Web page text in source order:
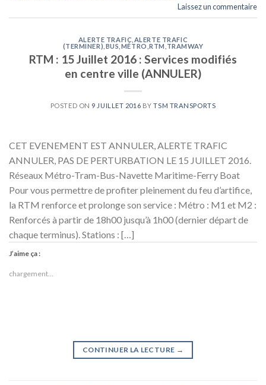
Laissez un commentaire
ALERTE TRAFIC ALERTE TRAFIC
(TERMINER) BUS MÉTRO ,RTM TRAMWAY
RTM : 15 Juillet 2016 : Services modifiés
en centre ville (ANNULER)
POSTED ON 9 JUILLET 2016 BYTSM TRANSPORTS
CET EVENEMENT EST ANNULER, ALERTE TRAFIC
ANNULER, PAS DE PERTURBATION LE 15 JUILLET 2016.
Réseaux Métro-Tram-Bus-Navette Maritime-Ferry Boat
Pour vous permettre de profiter pleinement du feu d’artifice,
la RTM renforce et prolonge son service : Métro : M1 et M2 :
Renforcés à partir de 18h00 jusqu’à 1h00 (dernier départ de
chaque terminus). Stations : […]
J’aime ça :
chargement…
CONTINUER LA LECTURE →